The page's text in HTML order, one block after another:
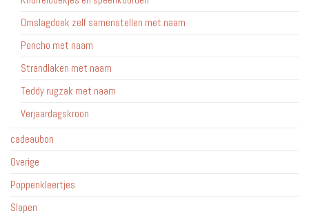
Omslagdoek zelf samenstellen met naam
Poncho met naam
Strandlaken met naam
Teddy rugzak met naam
Verjaardagskroon
cadeaubon
Overige
Poppenkleertjes
Slapen